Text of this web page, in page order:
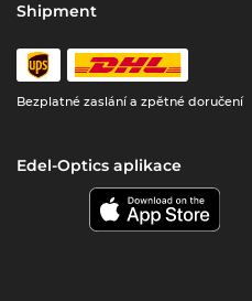
Shipment
Bezplatné zaslání a zpětné doručení
Edel-Optics aplikace